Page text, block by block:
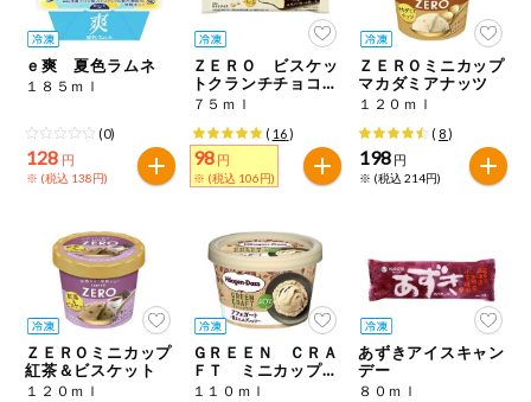
年間登録米
ｅ爽 夏色ラムネ
１８５ｍｌ
(0)
128 円
※ (税込 138円)
ＺＥＲＯ ビスケッ
トクランチチョコバ
ー
７５ｍｌ
( 16)
98 円
※ (税込 106円)
ＺＥＲＯミニカップ
マカダミアナッツ
１２０ｍｌ
( 8)
198 円
※ (税込 214円)
ＺＥＲＯミニカップ
紅茶＆ビスケット
１２０ｍｌ
ＧＲＥＥＮ ＣＲＡ
ＦＴ ミニカップ
アフォガート 薫る
１１０ｍｌ
あずきアイスキャン
デー
８０ｍｌ